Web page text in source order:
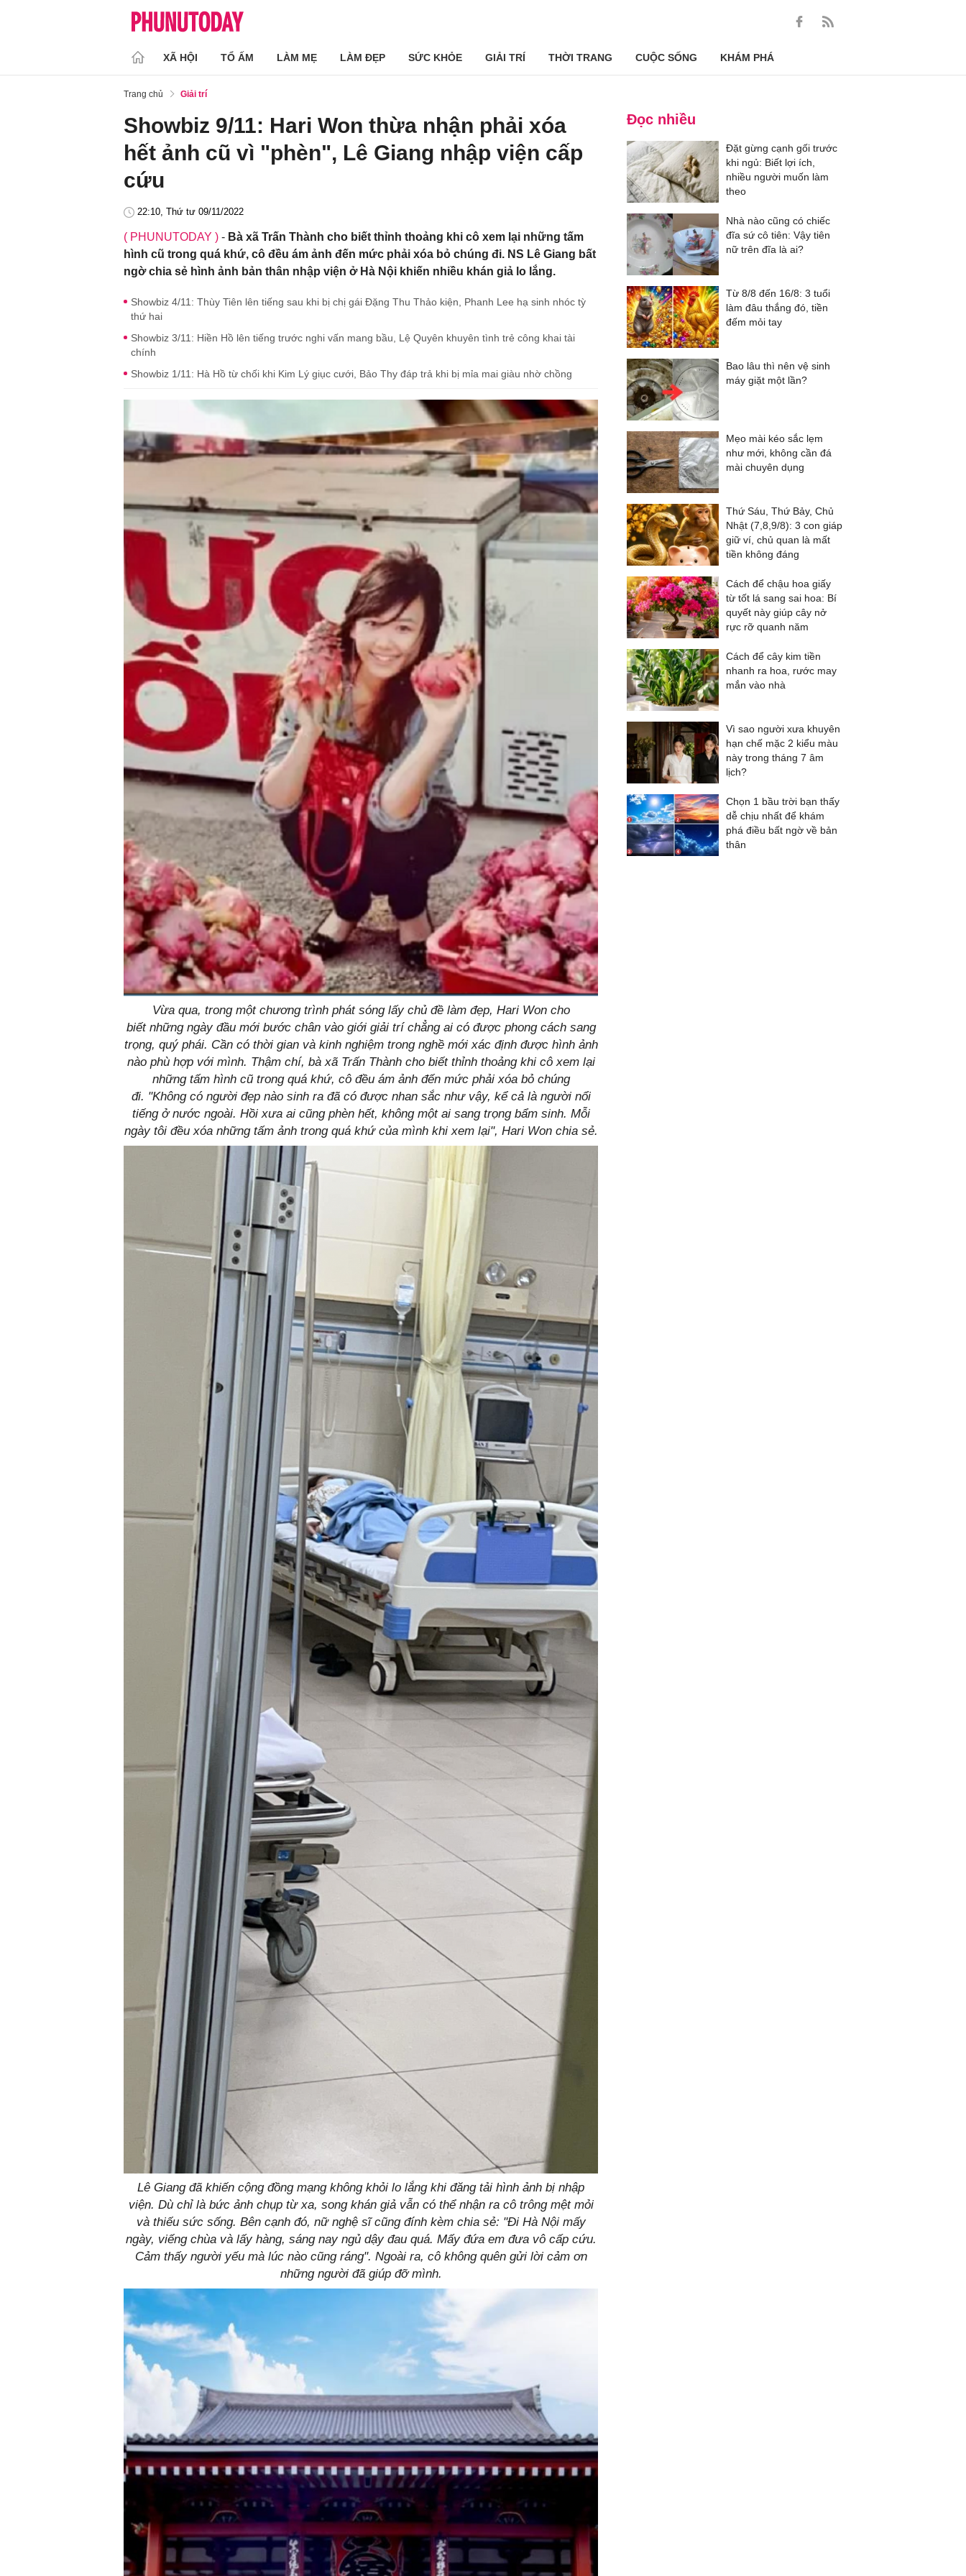
XÃ HỘI TỔ ẤM LÀM MẸ LÀM ĐẸP SỨC KHỎE GIẢI TRÍ THỜI TRANG CUỘC SỐNG KHÁM PHÁ
Trang chủ Giải trí
Showbiz 9/11: Hari Won thừa nhận phải xóa
hết ảnh cũ vì "phèn", Lê Giang nhập viện cấp
cứu
22:10, Thứ tư 09/11/2022
( PHUNUTODAY ) - Bà xã Trấn Thành cho biết thỉnh thoảng khi cô xem lại những tấm
hình cũ trong quá khứ, cô đều ám ảnh đến mức phải xóa bỏ chúng đi. NS Lê Giang bất
ngờ chia sẻ hình ảnh bản thân nhập viện ở Hà Nội khiến nhiều khán giả lo lắng.
Showbiz 4/11: Thùy Tiên lên tiếng sau khi bị chị gái Đặng Thu Thảo kiện, Phanh Lee hạ sinh nhóc tỳ
thứ hai
Showbiz 3/11: Hiền Hồ lên tiếng trước nghi vấn mang bầu, Lệ Quyên khuyên tình trẻ công khai tài
chính
Showbiz 1/11: Hà Hồ từ chối khi Kim Lý giục cưới, Bảo Thy đáp trả khi bị mỉa mai giàu nhờ chồng
Vừa qua, trong một chương trình phát sóng lấy chủ đề làm đẹp, Hari Won cho
biết những ngày đầu mới bước chân vào giới giải trí chẳng ai có được phong cách sang
trọng, quý phái. Cần có thời gian và kinh nghiệm trong nghề mới xác định được hình ảnh
nào phù hợp với mình. Thậm chí, bà xã Trấn Thành cho biết thỉnh thoảng khi cô xem lại
những tấm hình cũ trong quá khứ, cô đều ám ảnh đến mức phải xóa bỏ chúng
đi. "Không có người đẹp nào sinh ra đã có được nhan sắc như vậy, kể cả là người nổi
tiếng ở nước ngoài. Hồi xưa ai cũng phèn hết, không một ai sang trọng bẩm sinh. Mỗi
ngày tôi đều xóa những tấm ảnh trong quá khứ của mình khi xem lại", Hari Won chia sẻ.
Lê Giang đã khiến cộng đồng mạng không khỏi lo lắng khi đăng tải hình ảnh bị nhập
viện. Dù chỉ là bức ảnh chụp từ xa, song khán giả vẫn có thể nhận ra cô trông mệt mỏi
và thiếu sức sống. Bên cạnh đó, nữ nghệ sĩ cũng đính kèm chia sẻ: "Đi Hà Nội mấy
ngày, viếng chùa và lấy hàng, sáng nay ngủ dậy đau quá. Mấy đứa em đưa vô cấp cứu.
Cảm thấy người yếu mà lúc nào cũng ráng". Ngoài ra, cô không quên gửi lời cảm ơn
những người đã giúp đỡ mình.
Đọc nhiều
Đặt gừng cạnh gối trước
khi ngủ: Biết lợi ích,
nhiều người muốn làm
theo
Nhà nào cũng có chiếc
đĩa sứ cô tiên: Vậy tiên
nữ trên đĩa là ai?
Từ 8/8 đến 16/8: 3 tuổi
làm đâu thắng đó, tiền
đếm mỏi tay
Bao lâu thì nên vệ sinh
máy giặt một lần?
Mẹo mài kéo sắc lẹm
như mới, không cần đá
mài chuyên dụng
Thứ Sáu, Thứ Bảy, Chủ
Nhật (7,8,9/8): 3 con giáp
giữ ví, chủ quan là mất
tiền không đáng
Cách để chậu hoa giấy
từ tốt lá sang sai hoa: Bí
quyết này giúp cây nở
rực rỡ quanh năm
Cách để cây kim tiền
nhanh ra hoa, rước may
mắn vào nhà
Vì sao người xưa khuyên
hạn chế mặc 2 kiểu màu
này trong tháng 7 âm
lịch?
Chọn 1 bầu trời bạn thấy
dễ chịu nhất để khám
phá điều bất ngờ về bản
thân